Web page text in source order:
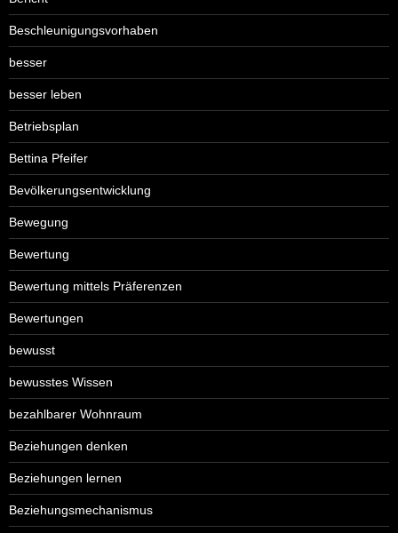
Beschleunigungsvorhaben
besser
besser leben
Betriebsplan
Bettina Pfeifer
Bevölkerungsentwicklung
Bewegung
Bewertung
Bewertung mittels Präferenzen
Bewertungen
bewusst
bewusstes Wissen
bezahlbarer Wohnraum
Beziehungen denken
Beziehungen lernen
Beziehungsmechanismus